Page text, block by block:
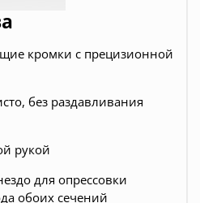
кромки с прецизионной
без раздавливания
рукой
для опрессовки
обоих сечений